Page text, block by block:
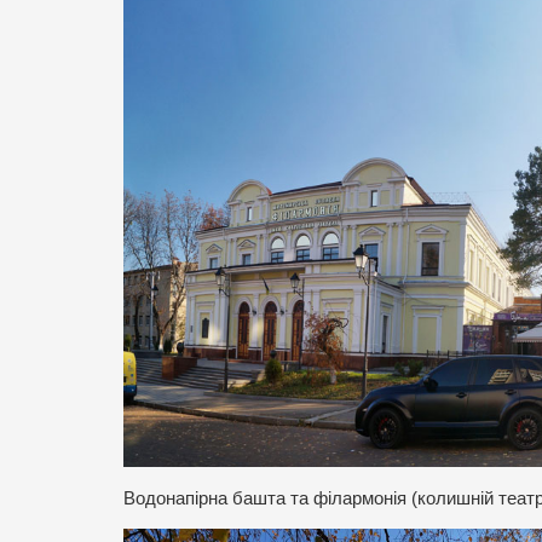
Водонапірна башта та філармонія (колишній